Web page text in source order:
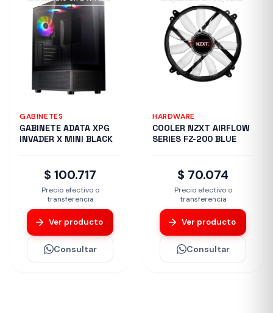
GABINETES
GABINETE ADATA XPG
INVADER X MINI BLACK
$ 100.717
Precio efectivo o
transferencia
Ver producto
Consultar
HARDWARE
COOLER NZXT AIRFLOW
SERIES FZ-200 BLUE
$ 70.074
Precio efectivo o
transferencia
Ver producto
Consultar